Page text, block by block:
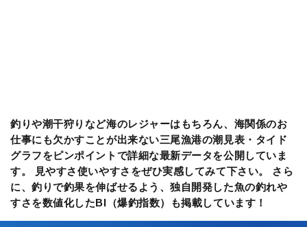
釣りや潮干狩りなど海のレジャーはもちろん、海関係のお
仕事にも欠かすことが出来ない三尾漁港の潮見表・タイド
グラフをピンポイントで詳細な最新データを公開していま
す。 見やすさ使いやすさをぜひ実感してみて下さい。 さら
に、釣りで釣果を伸ばせるよう、独自開発した魚の釣れや
すさを数値化したBI（爆釣指数）も掲載しています！